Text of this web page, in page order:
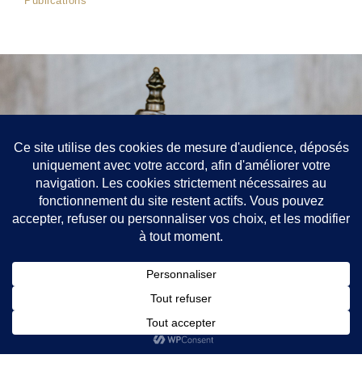
52 rue de Richelieu, Paris 75001
+33688907201
jean-philippe.chatelain@avocat.fr
Toque : EV
Mentions légales
Politique de confidentialité